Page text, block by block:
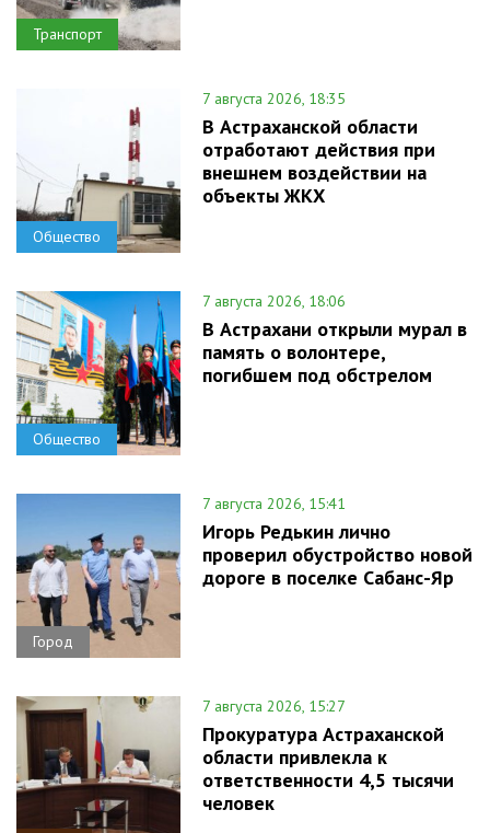
Транспорт
Общество
7 августа 2026, 18:35
В Астраханской области
отработают действия при
внешнем воздействии на
объекты ЖКХ
Общество
7 августа 2026, 18:06
В Астрахани открыли мурал в
память о волонтере,
погибшем под обстрелом
Город
7 августа 2026, 15:41
Игорь Редькин лично
проверил обустройство новой
дороге в поселке Сабанс-Яр
7 августа 2026, 15:27
Прокуратура Астраханской
области привлекла к
ответственности 4,5 тысячи
человек